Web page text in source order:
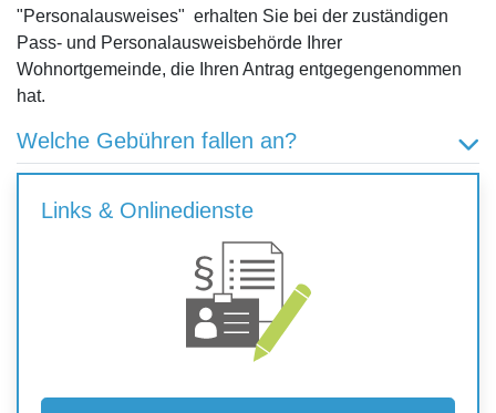
"Personalausweises" erhalten Sie bei der zuständigen
Pass- und Personalausweisbehörde Ihrer
Wohnortgemeinde, die Ihren Antrag entgegengenommen
hat.
Welche Gebühren fallen an?
Links & Onlinedienste